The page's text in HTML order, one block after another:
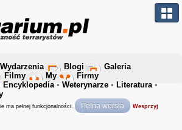
Wydarzenia Blogi
Galeria
Filmy My
Firmy
Encyklopedia• Weterynarze • Literatura•
ma pełnej funkcjonalności. Pełna wersja Wesprzyj